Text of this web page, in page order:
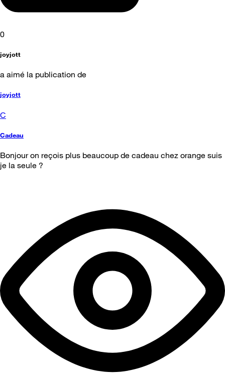
0
joyjott
a aimé la publication de
joyjott
C
Cadeau
Bonjour on reçois plus beaucoup de cadeau chez orange suis
je la seule ?